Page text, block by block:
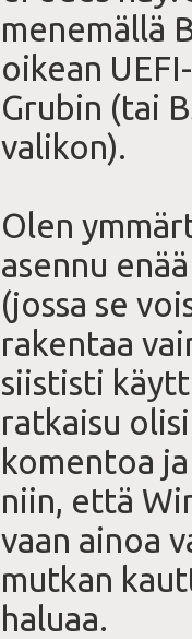
menemällä
oikean
Grubin (tai
valikon).
Olen
asennu
(jossa se
rakentaa
siististi
ratkaisu
komentoa
niin, että
vaan ainoa
mutkan
haluaa.